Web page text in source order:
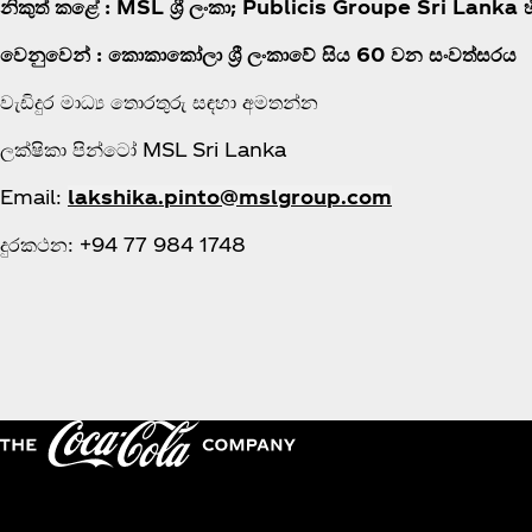
නිකුත් කළේ : MSL ශ්‍රී ලංකා; Publicis Groupe Sri
වෙනුවෙන් : කොකාකෝලා ශ්‍රී ලංකාවේ සිය 60 වන සංවත්සරය
වැඩිදුර මාධ්‍ය තොරතුරු සඳහා අමතන්න
ලක්ෂිකා පින්ටෝ MSL Sri Lanka
Email: lakshika.pinto@mslgroup.com
දුරකථන: +94 77 984 1748